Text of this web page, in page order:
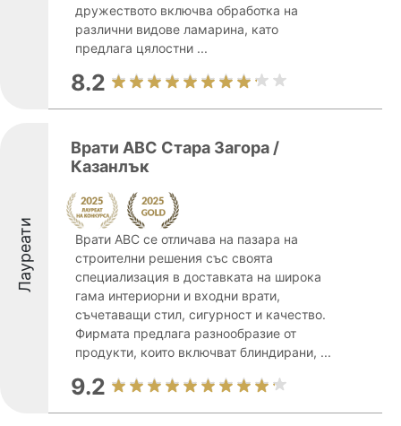
дружеството включва обработка на
различни видове ламарина, като
предлага цялостни ...
8.2
Лауреати
Врати ABC Стара Загора /
Казанлък
Врати ABC се отличава на пазара на
строителни решения със своята
специализация в доставката на широка
гама интериорни и входни врати,
съчетаващи стил, сигурност и качество.
Фирмата предлага разнообразие от
продукти, които включват блиндирани, ...
9.2